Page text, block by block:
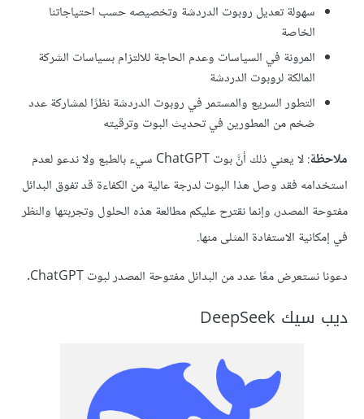
سهولة تعديل روبوت الدردشة وتخصيصه حسب احتياجاتنا
الخاصة
المرونة في السياسات وعدم الحاجة للالتزام بسياسات الشركة
المالكة لروبوت الدردشة
التطور السريع والمستمر في روبوت الدردشة نظرًا لمشاركة عدد
ضخم من المطورين في تحديث البوت وترقيته
ملاحظة
: لا يعني ذلك أنَّ بوت ChatGPT سيء بالطبع ولا ندعو لعدم
استخدامه فقد وصل هذا البوت لدرجة عالية من الكفاءة قد تفوق البدائل
مفتوحة المصدر، وإنما نقترح عليكم مطالعة هذه الحلول وتجربتها والنظر
في إمكانية الاستفادة المثلى منها.
دعونا نستعرض معًا عدد من البدائل مفتوحة المصدر لبوت ChatGPT.
ديب سيك DeepSeek